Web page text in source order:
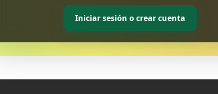
Iniciar sesión o crear cuenta